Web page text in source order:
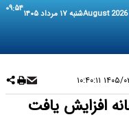
شنبه ۱۷ مرداد ۱۴۰۵ ۰۹:۵۴
۱۰:۴۰:۱۱
افزایش یافت